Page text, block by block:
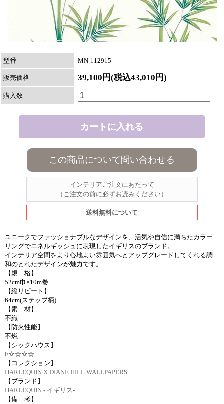
型番 MN-112915
販売価格 39,100円(税込43,010円)
購入数
この商品について問い合わせる
インテリアご注文にあたって
（ご注文の前に必ずお読みください）
送料無料について
ユニークでファッショナブルなデザインを、活気や自信に満ちたカラー
リングでエネルギッシュに表現したイギリスのブランド。
インテリア空間をより心地よい雰囲気へとアップグレードしてくれる調
和のとれたデザインが魅力です。
【規 格】
52cm巾×10m巻
【縦リピート】
64cm(ステップ柄)
【素 材】
不織
【防火性能】
不燃
【シックハウス】
F☆☆☆☆
【コレクション】
HARLEQUIN X DIANE HILL WALLPAPERS
【ブランド】
HARLEQUIN - イギリス-
【備 考】